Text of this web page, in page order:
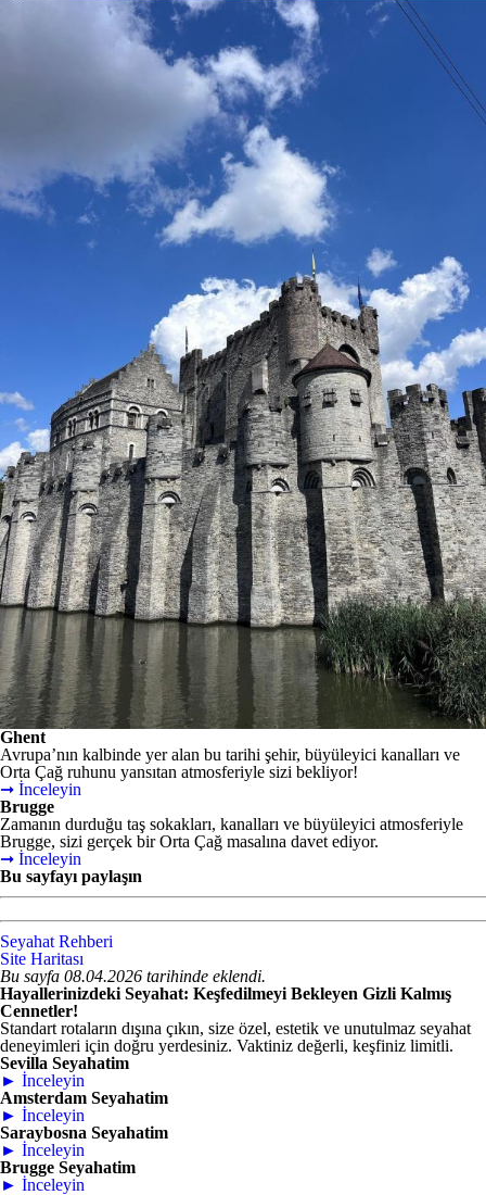
Ghent
Avrupa’nın kalbinde yer alan bu tarihi şehir, büyüleyici kanalları ve
Orta Çağ ruhunu yansıtan atmosferiyle sizi bekliyor!
➞ İnceleyin
Brugge
Zamanın durduğu taş sokakları, kanalları ve büyüleyici atmosferiyle
Brugge, sizi gerçek bir Orta Çağ masalına davet ediyor.
➞ İnceleyin
Bu sayfayı paylaşın
Seyahat Rehberi
Site Haritası
Bu sayfa 08.04.2026 tarihinde eklendi.
Hayallerinizdeki Seyahat: Keşfedilmeyi Bekleyen Gizli Kalmış
Cennetler!
Standart rotaların dışına çıkın, size özel, estetik ve unutulmaz seyahat
deneyimleri için doğru yerdesiniz. Vaktiniz değerli, keşfiniz limitli.
Sevilla Seyahatim
► İnceleyin
Amsterdam Seyahatim
► İnceleyin
Saraybosna Seyahatim
► İnceleyin
Brugge Seyahatim
► İnceleyin